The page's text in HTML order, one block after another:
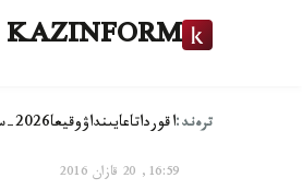
KAZINFORM
ترەند:اقورداتاعايىنداۋوقيعا2026-سايلاۋ
16:59, 20 قازان 2016